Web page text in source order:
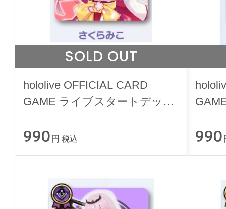
SOLD OUT
hololive OFFICIAL CARD
GAME ライブスタートデッキ
990 円 税込 990